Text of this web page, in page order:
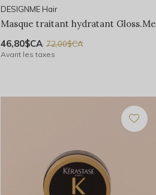
DESIGNME Hair
Masque traitant hydratant Gloss.Me
46,80$CA 72,00$CA
Avant les taxes